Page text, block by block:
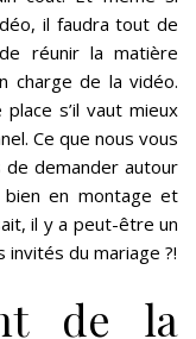
il faudra tout de
réunir la matière
charge de la vidéo.
s’il vaut mieux
Ce que nous vous
demander autour
bien en montage et
il y a peut-être un
du mariage ?!
de la